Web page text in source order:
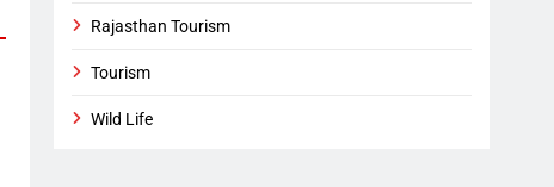
Rajasthan Tourism
Tourism
Wild Life